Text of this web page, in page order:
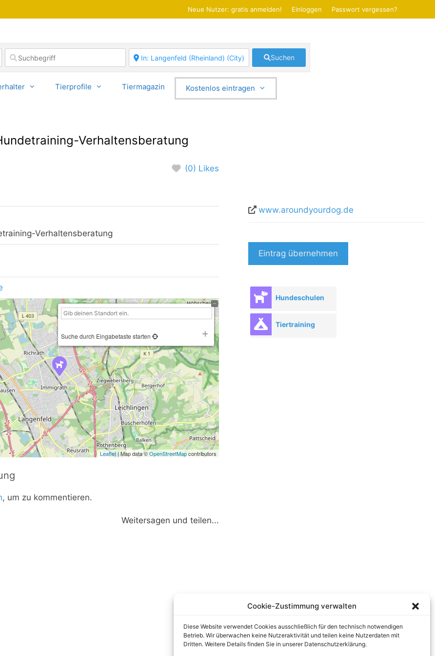
Cookie-Zustimmung verwalten
Diese Website verwendet Cookies ausschließlich für den technisch notwendigen
Betrieb. Wir überwachen keine Nutzeraktivität und teilen keine Nutzerdaten mit
Dritten. Weitere Details finden Sie in unserer Datenschutzerklärung.
Neue Nutzer: gratis anmelden! Einloggen Passwort vergessen?
Suchen
Tierprofile Tiermagazin Kostenlos eintragen
Verhaltensberatung
(0) Likes
Verhaltensberatung
Suche durch Eingabetaste starten
Leaflet| Map data ©OpenStreetMapcontributors
, um zu kommentieren.
Weitersagen und teilen...
www.aroundyourdog.de
Eintrag übernehmen
Hundeschulen
Tiertraining